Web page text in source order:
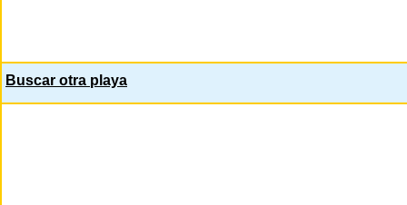
Buscar otra playa